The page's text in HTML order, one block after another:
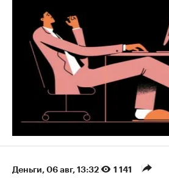
Деньги 06 авг, 13:32 1 141